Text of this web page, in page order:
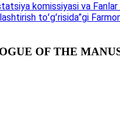
komissiyasi va
toʻgʻrisida”gi
OF THE